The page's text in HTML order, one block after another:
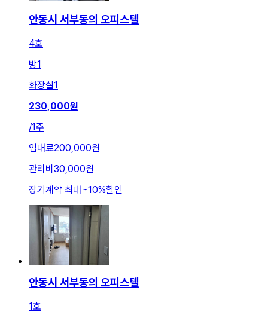
안동시 서부동의 오피스텔
4호
방1
화장실1
230,000원
/1주
임대료200,000원
관리비 30,000원
장기계약 최대~10%할인
안동시 서부동의 오피스텔
1호